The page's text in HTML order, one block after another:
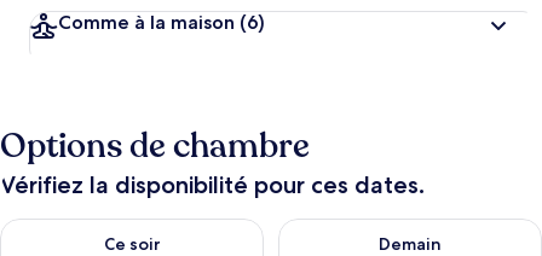
Comme à la maison (6)
Options de chambre
Vérifiez la disponibilité pour ces dates.
Ce soir
Vérifier la disponibilité pour ce soir août 10 - août 11
Demain
Vérifier la disponibilité pour